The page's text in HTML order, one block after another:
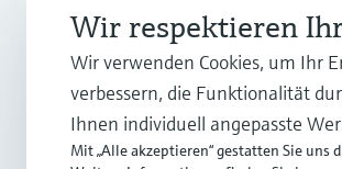
+49 (0)7621 97501
info.de@endress.com
Wir respektieren
Wir verwenden Cookies, um Ihr
verbessern, die Funktionalität
Ihnen individuell angepasste
Mit „Alle akzeptieren“ gestatten Sie uns